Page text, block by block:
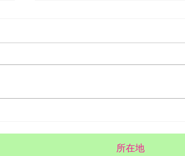
ィビティ
所在地